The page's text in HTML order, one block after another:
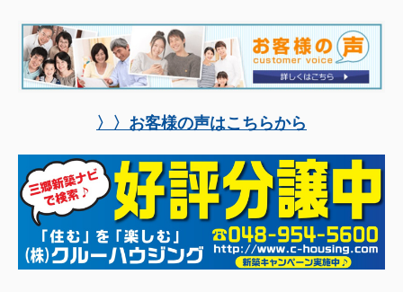
〉〉お客様の声はこちらから